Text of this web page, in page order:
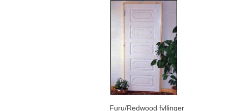
Furu/Redwood fyllinger